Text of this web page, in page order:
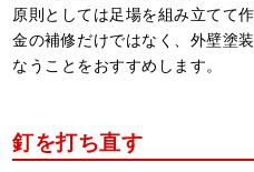
原則としては足場を組み立てて
金の補修だけではなく、外壁塗
なうことをおすすめします。
釘を打ち直す